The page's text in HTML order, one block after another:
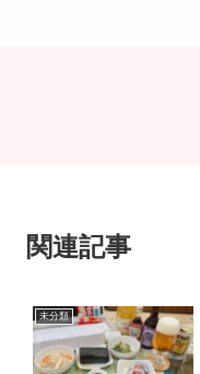
関連記事
未分類